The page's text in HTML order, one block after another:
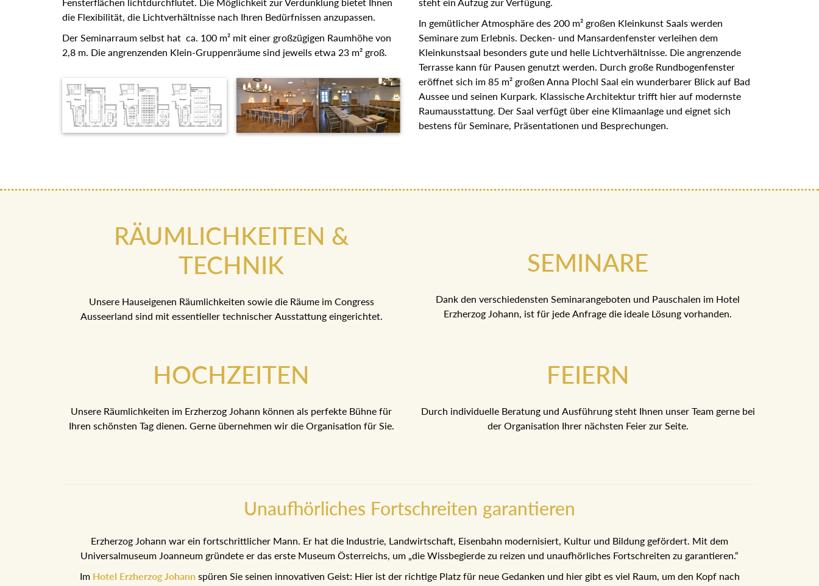
Fensterflächen lichtdurchflutet. Die Möglichkeit zur Verdunklung bietet Ihnen
die Flexibilität, die Lichtverhältnisse nach Ihren Bedürfnissen anzupassen.
Der Seminarraum selbst hat ca. 100 m² mit einer großzügigen Raumhöhe von
2,8 m. Die angrenzenden Klein-Gruppenräume sind jeweils etwa 23 m² groß.
steht ein Aufzug zur Verfügung.
In gemütlicher Atmosphäre des 200 m² großen Kleinkunst Saals werden
Seminare zum Erlebnis. Decken- und Mansardenfenster verleihen dem
Kleinkunstsaal besonders gute und helle Lichtverhältnisse. Die angrenzende
Terrasse kann für Pausen genutzt werden. Durch große Rundbogenfenster
eröffnet sich im 85 m² großen Anna Plochl Saal ein wunderbarer Blick auf Bad
Aussee und seinen Kurpark. Klassische Architektur trifft hier auf modernste
Raumausstattung. Der Saal verfügt über eine Klimaanlage und eignet sich
bestens für Seminare, Präsentationen und Besprechungen.
RÄUMLICHKEITEN &
TECHNIK
Unsere Hauseigenen Räumlichkeiten sowie die Räume im Congress
Ausseerland sind mit essentieller technischer Ausstattung eingerichtet.
SEMINARE
Dank den verschiedensten Seminarangeboten und Pauschalen im Hotel
Erzherzog Johann, ist für jede Anfrage die ideale Lösung vorhanden.
HOCHZEITEN
Unsere Räumlichkeiten im Erzherzog Johann können als perfekte Bühne für
Ihren schönsten Tag dienen. Gerne übernehmen wir die Organisation für Sie.
FEIERN
Durch individuelle Beratung und Ausführung steht Ihnen unser Team gerne bei
der Organisation Ihrer nächsten Feier zur Seite.
Unaufhörliches Fortschreiten garantieren
Erzherzog Johann war ein fortschrittlicher Mann. Er hat die Industrie, Landwirtschaft, Eisenbahn modernisiert, Kultur und Bildung gefördert. Mit dem
Universalmuseum Joanneum gründete er das erste Museum Österreichs, um „die Wissbegierde zu reizen und unaufhörliches Fortschreiten zu garantieren.“
Im Hotel Erzherzog Johann spüren Sie seinen innovativen Geist: Hier ist der richtige Platz für neue Gedanken und hier gibt es viel Raum, um den Kopf nach